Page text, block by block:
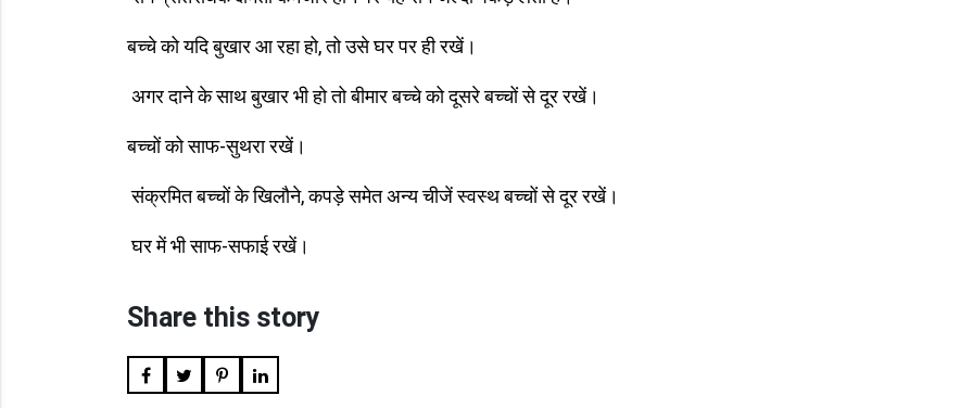
बच्चे को यदि बुखार आ रहा हो, तो उसे घर पर ही रखें।
अगर दाने के साथ बुखार भी हो तो बीमार बच्चे को दूसरे बच्चों से दूर रखें।
बच्चों को साफ-सुथरा रखें।
संक्रमित बच्चों के खिलौने, कपड़े समेत अन्य चीजें स्वस्थ बच्चों से दूर रखें।
घर में भी साफ-सफाई रखें।
Share this story